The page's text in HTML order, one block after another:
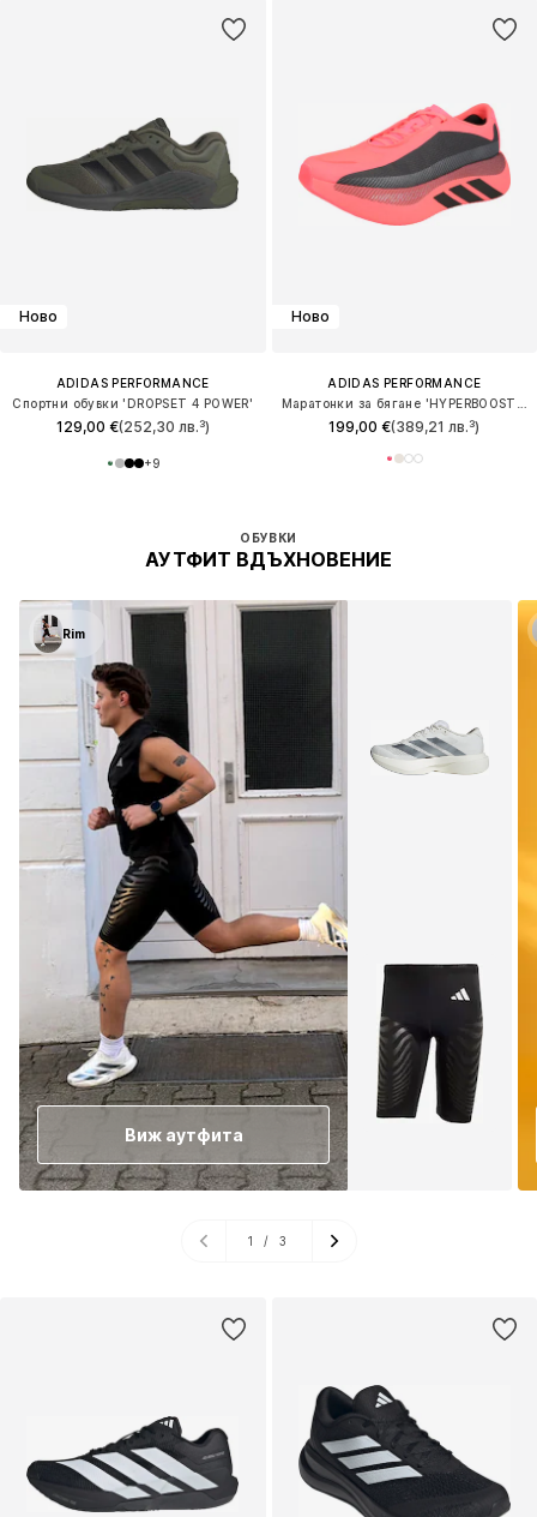
Ново
ADIDAS PERFORMANCE
Спортни обувки 'DROPSET 4 POWER'
129,00 €(252,30 лв.³)
+9
Ново
ADIDAS PERFORMANCE
199,00 €(389,21 лв.³)
ОБУВКИ
АУТФИТ ВДЪХНОВЕНИЕ
Rim
Виж аутфита
1 / 3